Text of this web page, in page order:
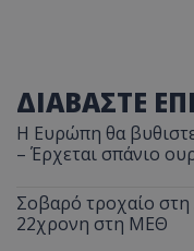
ΔΙΑΒΑΣΤΕ
Η Ευρώπη θα
– Έρχεται σπάνιο
Σοβαρό τροχαίο
22χρονη στη ΜΕΘ